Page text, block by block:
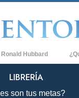
Ronald Hubbard
LIBRERÍA
son tus metas?